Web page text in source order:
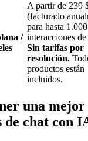
/
A partir de 239
(facturado
para hasta 1.000
interacciones
Sin tarifas por
resolución.
productos están
incluidos.
una
de chat con